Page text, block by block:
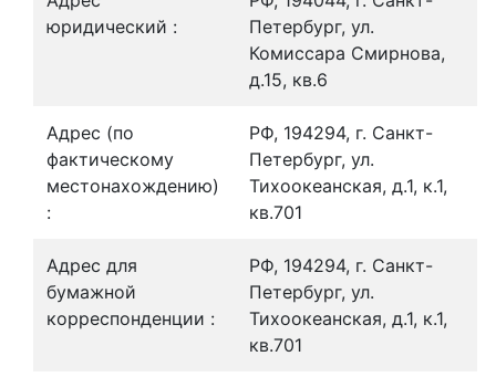
юридический :
Петербург, ул.
Комиссара Смирнова,
д.15, кв.6
Адрес (по
фактическому
местонахождению)
:
РФ, 194294, г. Санкт-
Петербург, ул.
Тихоокеанская, д.1, к.1,
кв.701
Адрес для
бумажной
корреспонденции :
РФ, 194294, г. Санкт-
Петербург, ул.
Тихоокеанская, д.1, к.1,
кв.701